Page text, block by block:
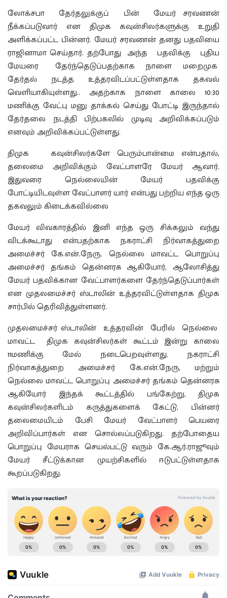
லோக்சபா தேர்தலுக்குப் பின் மேயர் சரவணன்
நீக்கப்படுவார் என திமுக கவுன்சிலர்களுக்கு உறுதி
அளிக்கப்பட்ட பின்னர். மேயர் சரவணன் தனது பதவியை
ராஜினாமா செய்தார். தற்போது அந்த பதவிக்கு புதிய
மேயரை தேர்ந்தெடுப்பதற்காக நாளை மறைமுக
தேர்தல் நடத்த உத்தரவிடப்பட்டுள்ளதாக தகவல்
வெளியாகியுள்ளது.. அதற்காக நாளை காலை 10:30
மணிக்கு வேட்பு மனு தாக்கல் செய்து போட்டி இருந்தால்
தேர்தலை நடத்தி பிற்பகலில் முடிவு அறிவிக்கப்படும்
எனவும் அறிவிக்கப்பட்டுள்ளது.
திமுக கவுன்சிலர்களே பெரும்பான்மை என்பதால்,
தலைமை அறிவிக்கும் வேட்பாளரே மேயர் ஆவார்.
இதுவரை நெல்லையின் மேயர் பதவிக்கு
போட்டியிடவுள்ள வேட்பாளர் யார் என்பது பற்றிய எந்த ஒரு
தகவலும் கிடைக்கவில்லை
மேயர் விவகாரத்தில் இனி எந்த ஒரு சிக்கலும் வந்து
விடக்கூடாது என்பதற்காக நகராட்சி நிர்வாகத்துறை
அமைச்சர் கே.என்.நேரு, நெல்லை மாவட்ட பொறுப்பு
அமைச்சர் தங்கம் தென்னரசு ஆகியோர், ஆலோசித்து
மேயர் பதவிக்கான வேட்பாளர்களை தேர்ந்தெடுப்பார்கள்
என முதலமைச்சர் ஸ்டாலின் உத்தரவிட்டுள்ளதாக திமுக
சார்பில் தெரிவித்துள்ளனர்.
முதலமைச்சர் ஸ்டாலின் உத்தரவின் பேரில் நெல்லை
மாவட்ட திமுக கவுன்சிலர்கள் கூட்டம் இன்று காலை
11மணிக்கு மேல் நடைபெறவுள்ளது. நகராட்சி
நிர்வாகத்துறை அமைச்சர் கே.என்.நேரு, மற்றும்
நெல்லை மாவட்ட பொறுப்பு அமைச்சர் தங்கம் தென்னரசு
ஆகியோர் இந்தக் கூட்டத்தில் பங்கேற்று, திமுக
கவுன்சிலர்களிடம் கருத்துகளைக் கேட்டு, பின்னர்
தலைமையிடம் பேசி மேயர் வேட்பாளர் பெயரை
அறிவிப்பார்கள் என சொல்லப்படுகிறது. தற்போதைய
பொறுப்பு மேயராக செயல்பட்டு வரும் கே.ஆர்.ராஜூவும்
மேயர் சீட்டுக்கான முயற்சிகளில் ஈடுபட்டுள்ளதாக
கூறப்படுகிறது.